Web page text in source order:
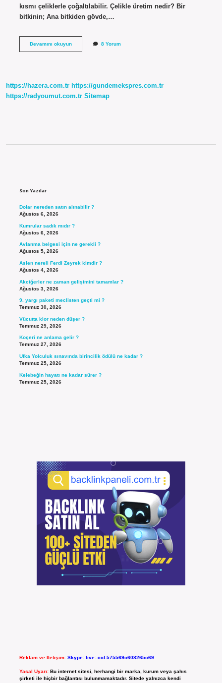
kısmı çeliklerle çoğaltılabilir. Çelikle üretim nedir? Bir
bitkinin; Ana bitkiden gövde,…
Devamını okuyunÇelikle
8 Yorum
https://hazera.com.tr https://gundemekspres.com.tr
https://radyoumut.com.tr Sitemap
Son Yazılar
Dolar nereden satın alınabilir ?
Ağustos 6, 2026
Kumrular sadık mıdır ?
Ağustos 6, 2026
Avlanma belgesi için ne gerekli ?
Ağustos 5, 2026
Aslen nereli Ferdi Zeyrek kimdir ?
Ağustos 4, 2026
Akciğerler ne zaman gelişimini tamamlar ?
Ağustos 3, 2026
9. yargı paketi meclisten geçti mi ?
Temmuz 30, 2026
Vücutta klor neden düşer ?
Temmuz 29, 2026
Koçeri ne anlama gelir ?
Temmuz 27, 2026
Ufka Yolculuk sınavında birincilik ödülü ne kadar ?
Temmuz 25, 2026
Kelebeğin hayatı ne kadar sürer ?
Temmuz 25, 2026
Reklam ve İletişim: Skype: live:.cid.575569c608265c69
Yasal Uyarı: Bu internet sitesi, herhangi bir marka, kurum veya şahıs
şirketi ile hiçbir bağlantısı bulunmamaktadır. Sitede yalnızca kendi